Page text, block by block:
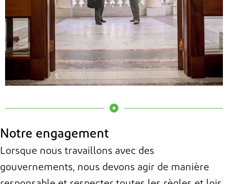
Interaction avec des
Respectez toutes les lois
des agents publics. Même les
Notre engagement
Lorsque nous travaillons avec des
gouvernements, nous devons agir de manière